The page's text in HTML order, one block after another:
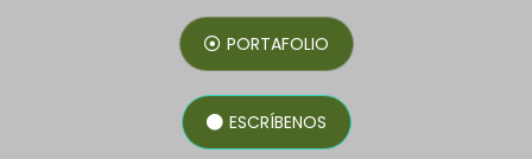
PORTAFOLIO
ESCRÍBENOS